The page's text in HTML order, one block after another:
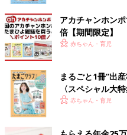
アカチャンホン
倍【期間限定】
赤ちゃん・育児
まるごと1冊“出
〈スペシャル大
赤ちゃん・育児